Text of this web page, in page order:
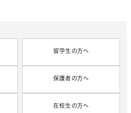
留学生の方へ
保護者の方へ
在校生の方へ